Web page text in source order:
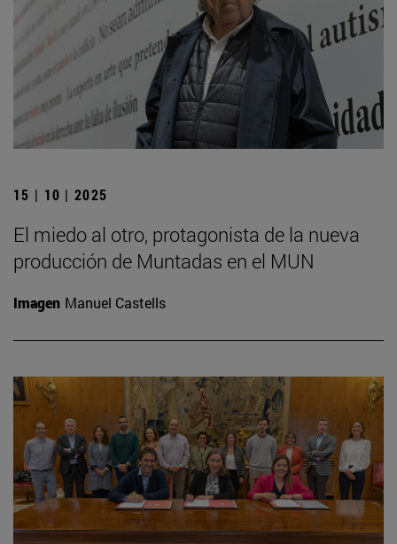
15 | 10 | 2025
El miedo al otro, protagonista de la nueva
producción de Muntadas en el MUN
Imagen Manuel Castells